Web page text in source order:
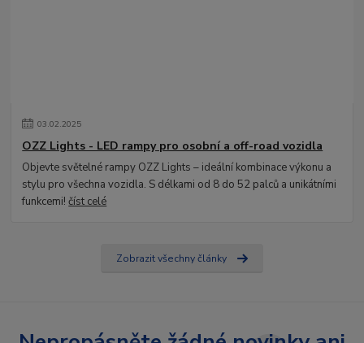
03.02.2025
OZZ Lights - LED rampy pro osobní a off-road vozidla
Objevte světelné rampy OZZ Lights – ideální kombinace výkonu a
stylu pro všechna vozidla. S délkami od 8 do 52 palců a unikátními
funkcemi!číst celé
Zobrazit všechny články